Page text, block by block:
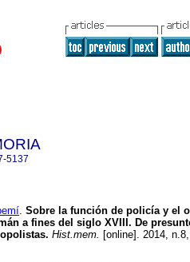
5137
. Sobre la función de policía y el
a fines del siglo XVIII. De
. Hist.mem. [online]. 2014,